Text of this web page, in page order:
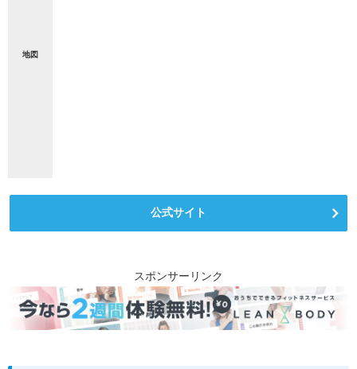
地図
公式サイト
スポンサーリンク